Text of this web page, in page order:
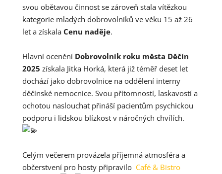
svou obětavou činnost se zároveň stala vítězkou
kategorie mladých dobrovolníků ve věku 15 až 26
let a získala Cenu naděje.
Hlavní ocenění Dobrovolník roku města Děčín
2025 získala Jitka Horká, která již téměř deset let
dochází jako dobrovolnice na oddělení interny
děčínské nemocnice. Svou přítomností, laskavostí a
ochotou naslouchat přináší pacientům psychickou
podporu i lidskou blízkost v náročných chvílích.
Celým večerem provázela příjemná atmosféra a
občerstvení pro hosty připravilo Café & Bistro